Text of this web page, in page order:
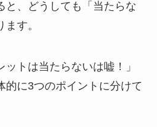
と、どうしても「当たらな
す。
トは当たらないは嘘！」
的に3つのポイントに分けて